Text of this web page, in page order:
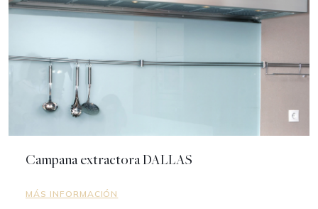
Campana extractora DALLAS
MÁS INFORMACIÓN